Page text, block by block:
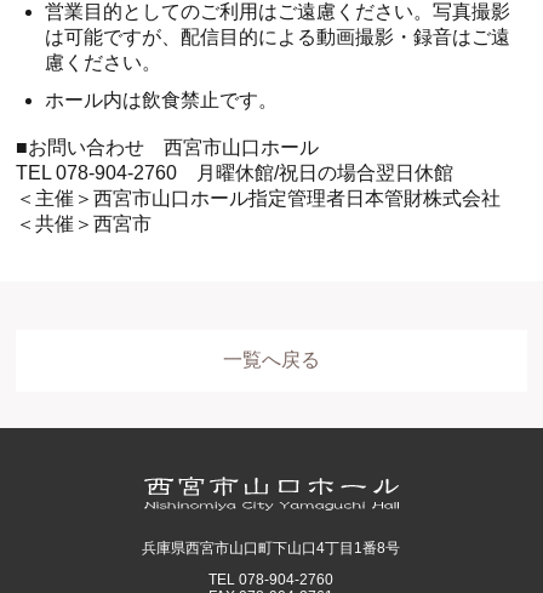
営業目的としてのご利用はご遠慮ください。写真撮影
は可能ですが、配信目的による動画撮影・録音はご遠
慮ください。
ホール内は飲食禁止です。
■お問い合わせ 西宮市山口ホール
TEL 078-904-2760 月曜休館/祝日の場合翌日休館
＜主催＞西宮市山口ホール指定管理者日本管財株式会社
＜共催＞西宮市
一覧へ戻る
兵庫県西宮市山口町下山口4丁目1番8号
TEL 078-904-2760